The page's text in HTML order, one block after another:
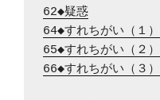
62◆疑惑
64◆すれちがい（１）
65◆すれちがい（２）
66◆すれちがい（３）